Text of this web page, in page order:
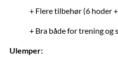
+ Flere tilbehør (6 hoder
+ Bra både for trening og
Ulemper: